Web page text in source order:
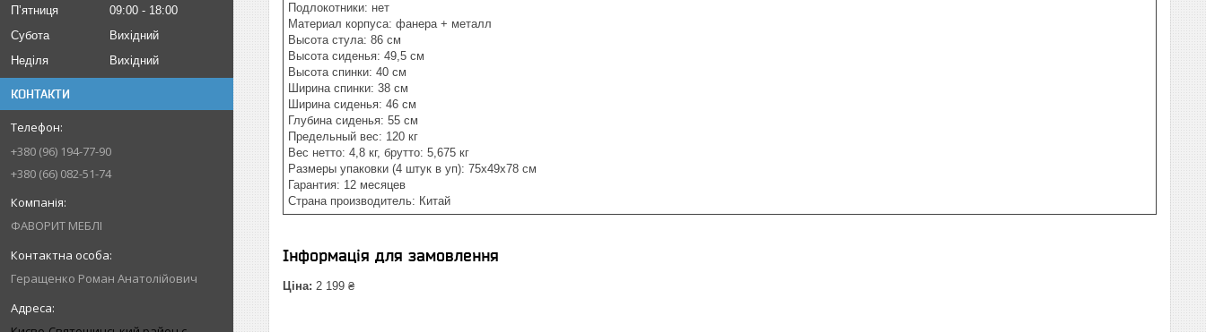
Пʼятниця
09:00
18:00
Субота
Вихідний
Неділя
Вихідний
КОНТАКТИ
+380 (96) 194-77-90
+380 (66) 082-51-74
ФАВОРИТ МЕБЛІ
Геращенко Роман Анатолійович
Подлокотники: нет
Материал корпуса: фанера + металл
Высота стула: 86 см
Высота сиденья: 49,5 см
Высота спинки: 40 см
Ширина спинки: 38 см
Ширина сиденья: 46 см
Глубина сиденья: 55 см
Предельный вес: 120 кг
Вес нетто: 4,8 кг, брутто: 5,675 кг
Размеры упаковки (4 штук в уп): 75х49х78 см
Гарантия: 12 месяцев
Страна производитель: Китай
Інформація для замовлення
Ціна: 2 199 ₴